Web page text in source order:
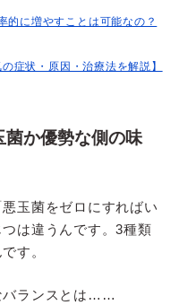
的に増やすことは可能なの？
症状・原因・治療法を解説】
菌か優勢な側の味
玉菌をゼロにすればい
は違うんです。3種類
す。
バランスとは……